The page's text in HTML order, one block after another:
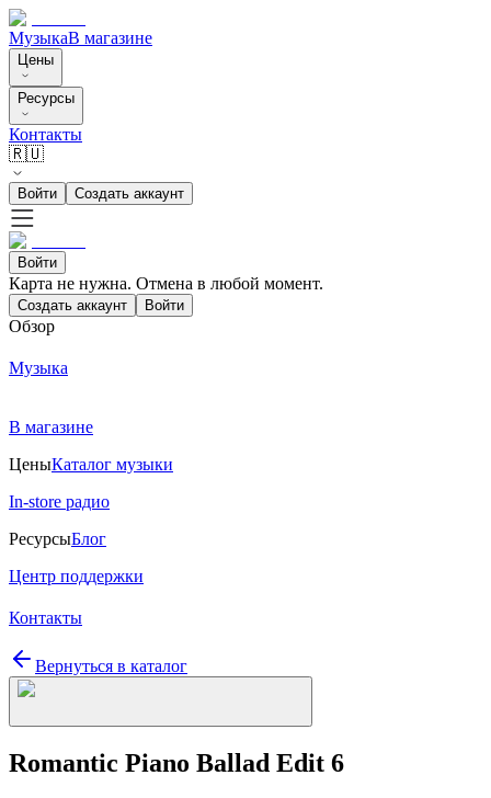
МузыкаВ магазине
Цены
Ресурсы
Контакты
🇷🇺
Войти Создать аккаунт
Войти
Карта не нужна. Отмена в любой момент.
Создать аккаунт Войти
Обзор
Музыка
В магазине
ЦеныКаталог музыки
In-store радио
РесурсыБлог
Центр поддержки
Контакты
Вернуться в каталог
Romantic Piano Ballad Edit 6